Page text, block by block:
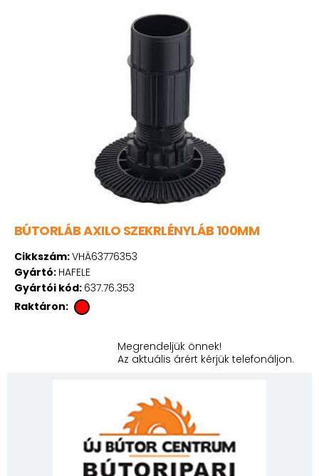
BÚTORLÁB AXILO SZEKRLÉNYLÁB 100MM
Cikkszám:VHÄ63776353
Gyártó: HAFELE
Gyártói kód: 637.76.353
Raktáron:
Megrendeljük önnek!
Az aktuális árért kérjük telefonáljon.